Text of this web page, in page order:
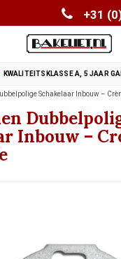
+31
KWALITEITSKLASSE A, 5 JAAR
Schakelaar Inbouw –
Inbouw –